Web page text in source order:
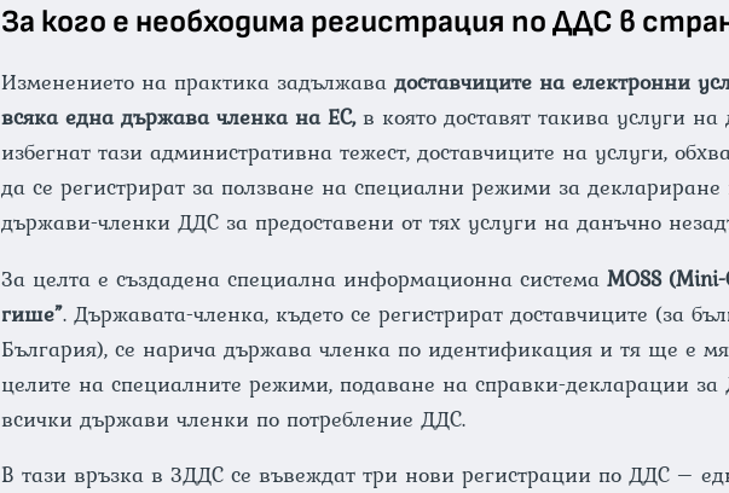
За кого е необходима регистрация по ДДС в
Изменението на практика задължава доставчиците на електронни
всяка една държава членка на ЕС,в която доставят такива услуги
избегнат тази административна тежест, доставчиците на услуги,
да се регистрират за ползване на специални режими за
държави-членки ДДС за предоставени от тях услуги на данъчно
За целта е създадена специална информационна система MOSS
гише”. Държавата-членка, където се регистрират доставчиците (за
България), се нарича държава членка по идентификация и тя ще е
целите на специалните режими, подаване на справки-декларации
всички държави членки по потребление ДДС.
В тази връзка в ЗДДС се въвеждат три нови регистрации по ДДС –